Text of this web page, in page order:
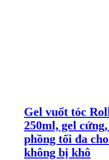
Gel vuốt tóc
250ml, gel
phồng tối đa
không bị khô